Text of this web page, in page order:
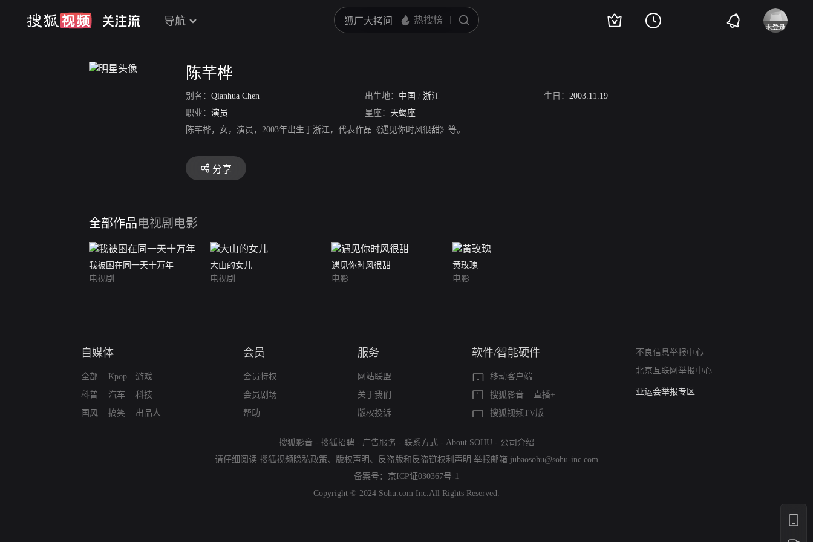
导航
陈芊桦
别名： Qianhua Chen 出生地： 中国 / 浙江 生日： 2003.11.19
职业： 演员 星座： 天蝎座
陈芊桦，女，演员，2003年出生于浙江，代表作品《遇见你时风很甜》等。
分享
全部作品电视剧 电影
我被困在同一天十万年
电视剧
大山的女儿
电视剧
遇见你时风很甜
电影
黄玫瑰
电影
自媒体
全部
科普
国风
Kpop
汽车
搞笑
游戏
科技
出品人
会员
会员特权
会员剧场
帮助
服务
网站联盟
关于我们
版权投诉
软件/智能硬件
移动客户端
搜狐影音
直播+
搜狐视频TV版
不良信息举报中心
北京互联网举报中心
算法推荐专项举报
亚运会举报专区
搜狐影音 - 搜狐招聘 - 广告服务 - 联系方式 - About SOHU - 公司介绍
请仔细阅读 搜狐视频隐私政策、 版权声明 、 反盗版和反盗链权利声明 举报邮箱 jubaosohu@sohu-inc.com
备案号： 京ICP证030367号-1
Copyright © 2024 Sohu.com Inc.All Rights Reserved.